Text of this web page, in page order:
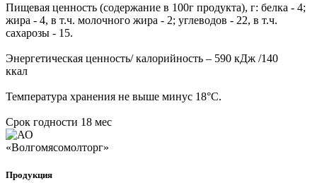
Пищевая ценность (содержание в 100г продукта), г: белка - 4;
жира - 4, в т.ч. молочного жира - 2; углеводов - 22, в т.ч.
сахарозы - 15.
Энергетическая ценность/ калорийность – 590 кДж /140
ккал
Температура хранения не выше минус 18°С.
Срок годности 18 мес
Продукция